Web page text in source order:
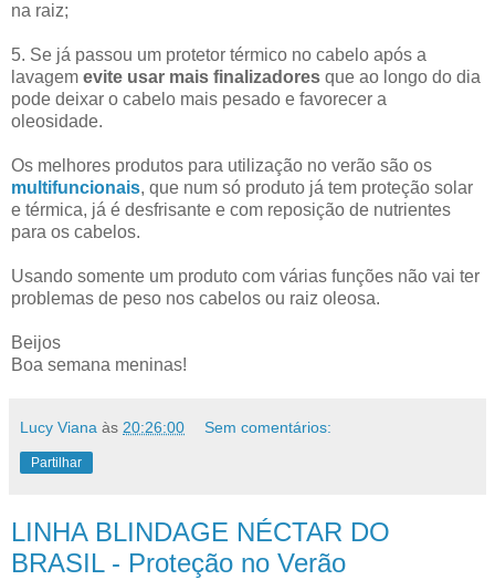
na raiz;
5. Se já passou um protetor térmico no cabelo após a
lavagem evite usar mais finalizadores que ao longo do dia
pode deixar o cabelo mais pesado e favorecer a
oleosidade.
Os melhores produtos para utilização no verão são os
multifuncionais, que num só produto já tem proteção solar
e térmica, já é desfrisante e com reposição de nutrientes
para os cabelos.
Usando somente um produto com várias funções não vai ter
problemas de peso nos cabelos ou raiz oleosa.
Beijos
Boa semana meninas!
Lucy Viana às 20:26:00 Sem comentários:
Partilhar
LINHA BLINDAGE NÉCTAR DO
BRASIL - Proteção no Verão